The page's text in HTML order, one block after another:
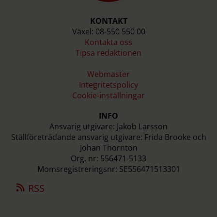
KONTAKT
Växel: 08-550 550 00
Kontakta oss
Tipsa redaktionen
Webmaster
Integritetspolicy
Cookie-inställningar
INFO
Ansvarig utgivare: Jakob Larsson
Ställföreträdande ansvarig utgivare: Frida Brooke och
Johan Thornton
Org. nr: 556471-5133
Momsregistreringsnr: SE556471513301
RSS